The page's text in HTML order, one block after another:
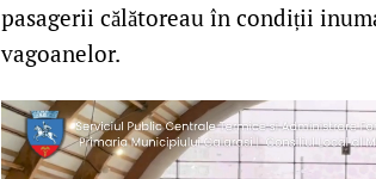
pasagerii călătoreau în condiții
vagoanelor.